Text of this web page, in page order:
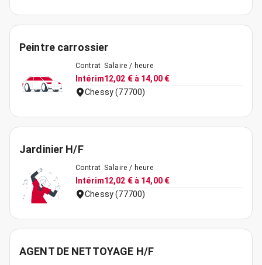
Peintre carrossier
Contrat
Intérim
Salaire / heure
12,02 € à 14,00 €
Chessy (77700)
Jardinier H/F
Contrat
Intérim
Salaire / heure
12,02 € à 14,00 €
Chessy (77700)
AGENT DE NETTOYAGE H/F